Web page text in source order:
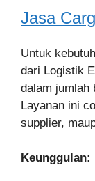
Jasa
Untuk
dari Logistik
dalam jumlah
Layanan ini
supplier,
Keunggulan: